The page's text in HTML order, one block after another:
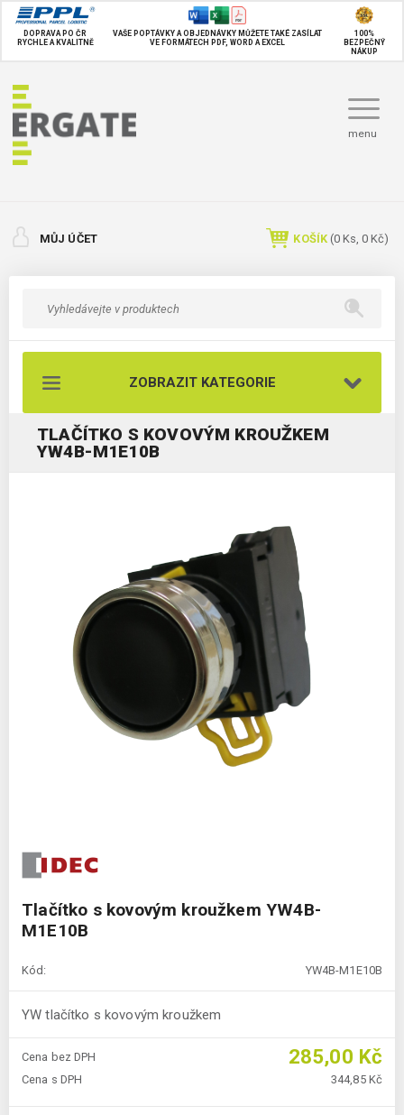
DOPRAVA PO ČR
RYCHLE A KVALITNĚ
VAŠE POPTÁVKY A OBJEDNÁVKY MŮŽETE TAKÉ ZASÍLAT
VE FORMÁTECH PDF, WORD A EXCEL
100%
BEZPEČNÝ
NÁKUP
menu
MŮJ ÚČET KOŠÍK (0 Ks, 0 Kč)
ZOBRAZIT KATEGORIE
TLAČÍTKO S KOVOVÝM KROUŽKEM
YW4B-M1E10B
Tlačítko s kovovým kroužkem YW4B-
M1E10B
Kód: YW4B-M1E10B
YW tlačítko s kovovým kroužkem
Cena bez DPH 285,00 Kč
Cena s DPH 344,85 Kč